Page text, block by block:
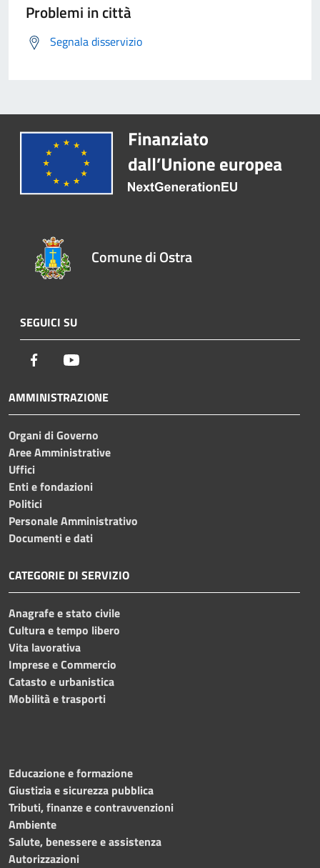
Problemi in città
Segnala disservizio
Comune di Ostra
SEGUICI SU
Facebook
AMMINISTRAZIONE
Organi di Governo
Aree Amministrative
Uffici
Enti e fondazioni
Politici
Personale Amministrativo
Documenti e dati
CATEGORIE DI SERVIZIO
Anagrafe e stato civile
Cultura e tempo libero
Vita lavorativa
Imprese e Commercio
Catasto e urbanistica
Mobilità e trasporti
Educazione e formazione
Giustizia e sicurezza pubblica
Tributi, finanze e contravvenzioni
Ambiente
Salute, benessere e assistenza
Autorizzazioni